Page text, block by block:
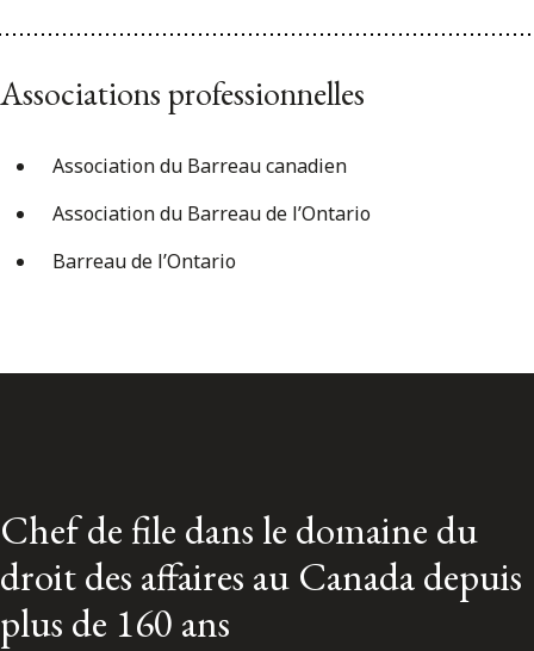
Associations professionnelles
Association du Barreau canadien
Association du Barreau de l’Ontario
Barreau de l’Ontario
Chef de file dans le domaine du
droit des affaires au Canada depuis
plus de 160 ans